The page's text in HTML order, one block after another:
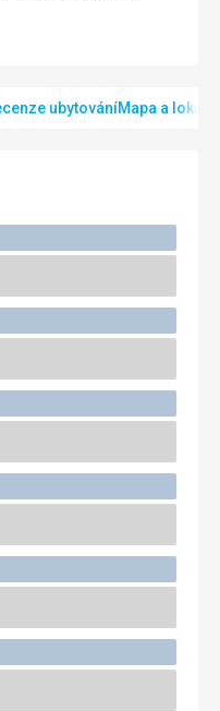
ubytováníMapa a